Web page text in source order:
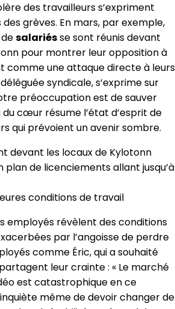
des travailleurs s’expriment
grèves. En mars, par exemple,
salariésse sont réunis devant
pour montrer leur opposition à
comme une attaque directe à leurs
syndicale, s’exprime sur
préoccupation est de sauver
du cœur résume l’état d’esprit de
qui prévoient un avenir sombre.
devant les locaux de Kylotonn
plan de licenciements allant jusqu’à
conditions de travail
employés révèlent des conditions
par l’angoisse de perdre
comme Éric, qui a souhaité
leur crainte : « Le marché
est catastrophique en ce
même de devoir changer de